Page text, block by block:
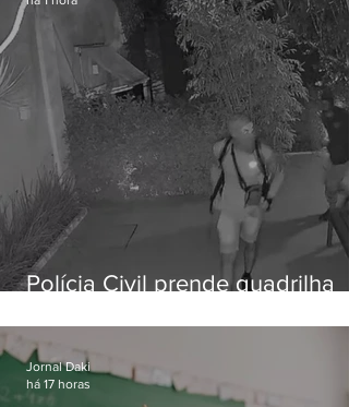
Polícia Civil prende quadrilha
residências de luxo no Rio
Jornal Daki
há 17 horas